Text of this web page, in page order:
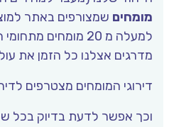
מומחים שמצורפים באתר
למעלה מ 20 מומחים
מדרגים אצלנו כל הזמן את
דירוגי המומחים מצטרפים
וכך אפשר לדעת בדיוק בכל